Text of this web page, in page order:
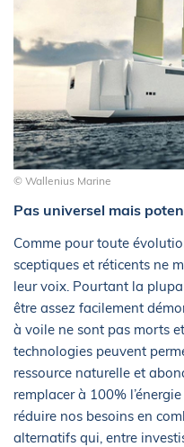
© Wallenius Marine
Pas universel mais
Comme pour toute
sceptiques et réticents ne
leur voix. Pourtant la
être assez facilement
à voile ne sont pas morts
technologies peuvent
ressource naturelle et
remplacer à 100%
réduire nos besoins en
alternatifs qui, entre